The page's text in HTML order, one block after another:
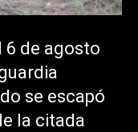
6 de agosto
se escapó
la citada